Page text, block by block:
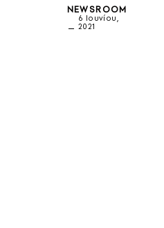
NEWSROOM
6 Ιουνίου,
2021